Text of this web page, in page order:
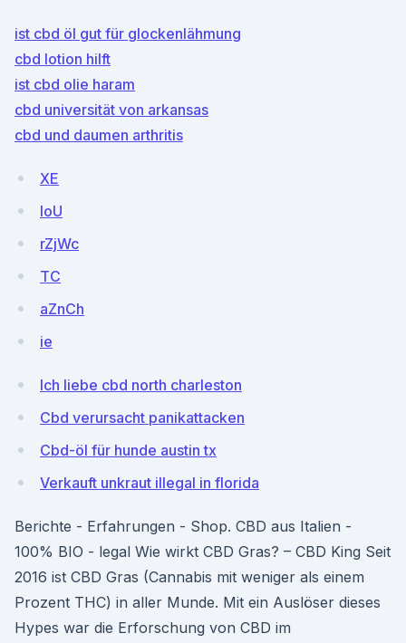
ist cbd öl gut für glockenlähmung
cbd lotion hilft
ist cbd olie haram
cbd universität von arkansas
cbd und daumen arthritis
XE
loU
rZjWc
TC
aZnCh
ie
Ich liebe cbd north charleston
Cbd verursacht panikattacken
Cbd-öl für hunde austin tx
Verkauft unkraut illegal in florida
Berichte - Erfahrungen - Shop. CBD aus Italien -
100% BIO - legal Wie wirkt CBD Gras? – CBD King Seit
2016 ist CBD Gras (Cannabis mit weniger als einem
Prozent THC) in aller Munde. Mit ein Auslöser dieses
Hypes war die Erforschung von CBD im